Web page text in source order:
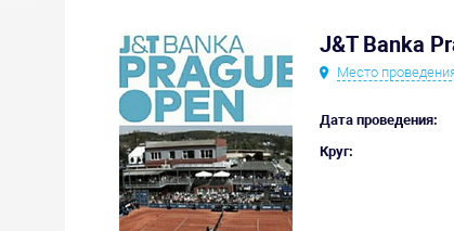
J&T Banka
Место
Дата проведения:
Круг: